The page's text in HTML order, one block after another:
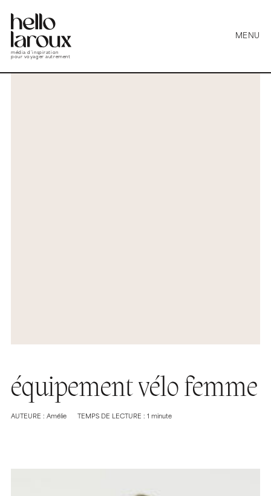
média d’inspiration
pour voyager autrement
MENU
équipement vélo femme
AUTEURE : Amélie TEMPS DE LECTURE : 1 minute